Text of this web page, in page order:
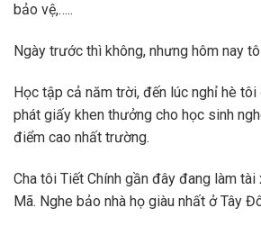
bảo vệ,…..
Ngày trước thì không, nhưng hôm nay
Học tập cả năm trời, đến lúc nghỉ hè
phát giấy khen thưởng cho học sinh
điểm cao nhất trường.
Cha tôi Tiết Chính gần đây đang làm
Mã. Nghe bảo nhà họ giàu nhất ở Tây